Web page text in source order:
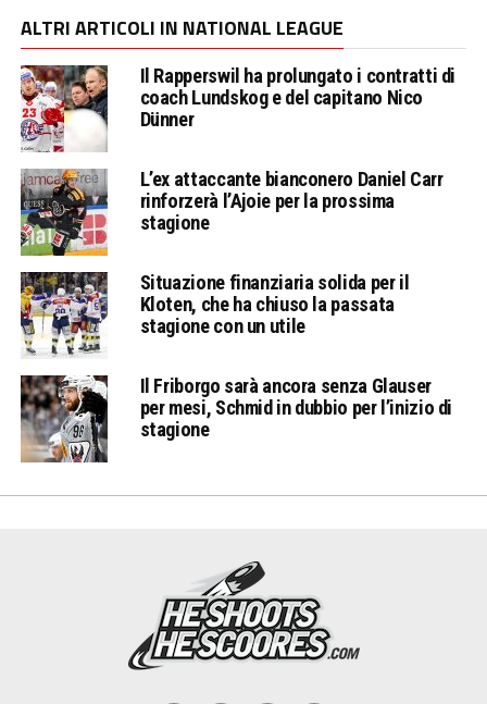
ALTRI ARTICOLI IN NATIONAL LEAGUE
Il Rapperswil ha prolungato i contratti di
coach Lundskog e del capitano Nico
Dünner
L’ex attaccante bianconero Daniel Carr
rinforzerà l’Ajoie per la prossima
stagione
Situazione finanziaria solida per il
Kloten, che ha chiuso la passata
stagione con un utile
Il Friborgo sarà ancora senza Glauser
per mesi, Schmid in dubbio per l’inizio di
stagione